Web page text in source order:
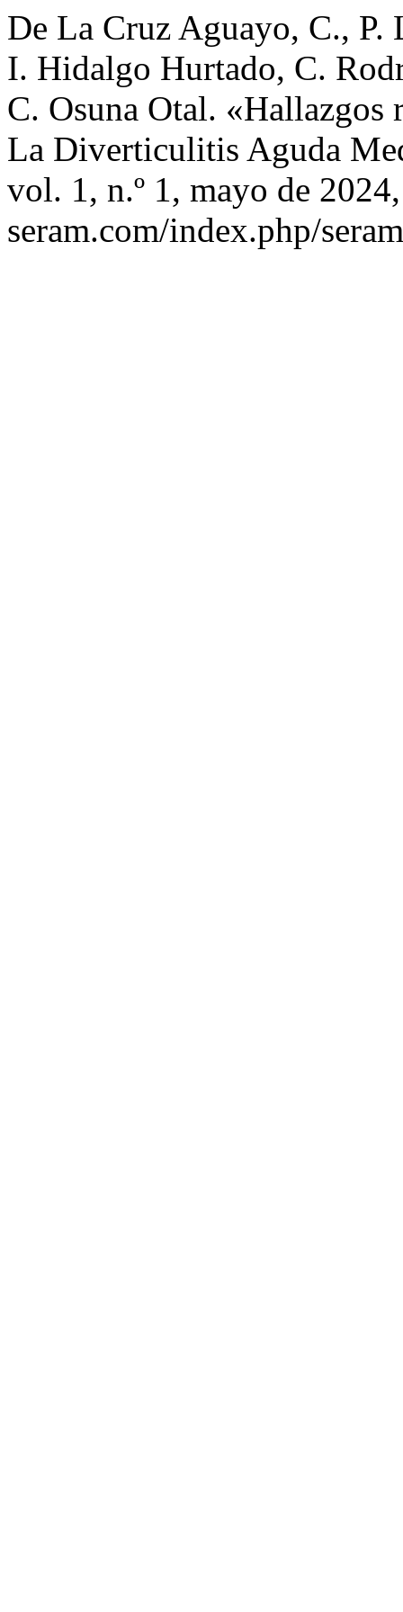
De La Cruz Aguayo, C.,
I. Hidalgo Hurtado, C.
C. Osuna Otal.
La Diverticulitis Aguda
vol. 1, n.º 1, mayo de
seram.com/index.php/